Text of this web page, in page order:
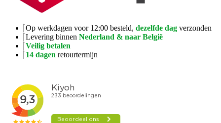
Op werkdagen voor 12:00 besteld, dezelfde dag verzonden
Levering binnen Nederland & naar België
Veilig betalen
14 dagen retourtermijn